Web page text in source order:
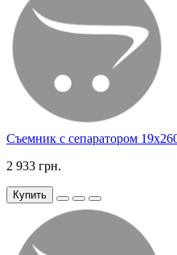
Съемник с сепаратором
2 933 грн.
Купить